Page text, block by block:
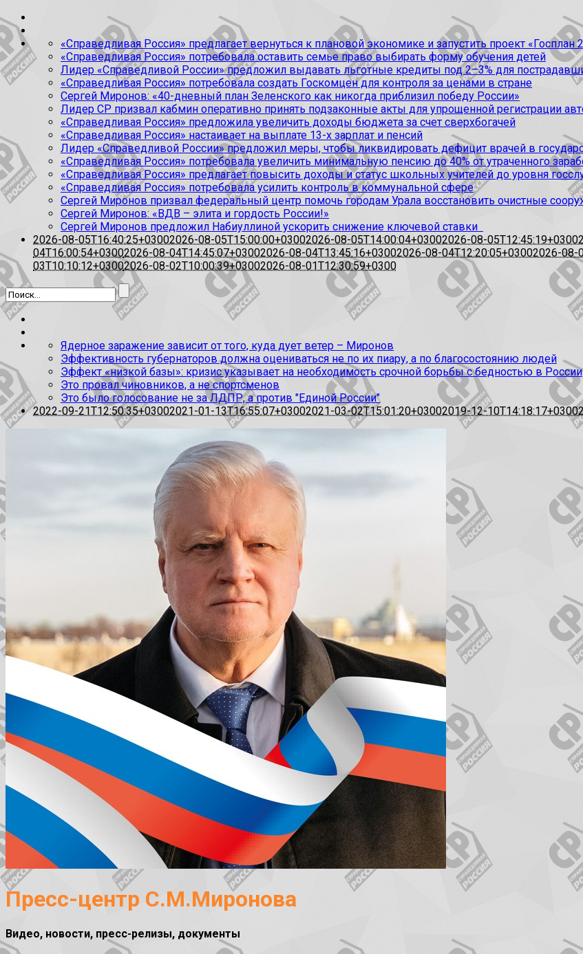
«Справедливая Россия» предлагает вернуться к плановой экономике и запустить проект «Госплан
«Справедливая Россия» потребовала оставить семье право выбирать форму обучения детей
Лидер «Справедливой России» предложил выдавать льготные кредиты под 2–3% для
«Справедливая Россия» потребовала создать Госкомцен для контроля за ценами в стране
Сергей Миронов: «40-дневный план Зеленского как никогда приблизил победу России»
Лидер СР призвал кабмин оперативно принять подзаконные акты для упрощенной регистрации
«Справедливая Россия» предложила увеличить доходы бюджета за счет сверхбогачей
«Справедливая Россия» настаивает на выплате 13-х зарплат и пенсий
Лидер «Справедливой России» предложил меры, чтобы ликвидировать дефицит врачей в
«Справедливая Россия» потребовала увеличить минимальную пенсию до 40% от утраченного
«Справедливая Россия» предлагает повысить доходы и статус школьных учителей до уровня
«Справедливая Россия» потребовала усилить контроль в коммунальной сфере
Сергей Миронов призвал федеральный центр помочь городам Урала восстановить очистные
Сергей Миронов: «ВДВ – элита и гордость России!»
Сергей Миронов предложил Набиуллиной ускорить снижение ключевой ставки
2026-08-05T16:40:25+03002026-08-05T15:00:00+03002026-08-05T14:00:04+03002026-08-05T12:45:19+0300
04T16:00:54+03002026-08-04T14:45:07+03002026-08-04T13:45:16+03002026-08-04T12:20:05+03002026-08-
03T10:10:12+03002026-08-02T10:00:39+03002026-08-01T12:30:59+0300
Ядерное заражение зависит от того, куда дует ветер – Миронов
Эффективность губернаторов должна оцениваться не по их пиару, а по благосостоянию людей
Эффект «низкой базы»: кризис указывает на необходимость срочной борьбы с бедностью в России
Это провал чиновников, а не спортсменов
Это было голосование не за ЛДПР, а против "Единой России"
2022-09-21T12:50:35+03002021-01-13T16:55:07+03002021-03-02T15:01:20+03002019-12-10T14:18:17+0300
Пресс-центр С.М.Миронова
Видео, новости, пресс-релизы, документы